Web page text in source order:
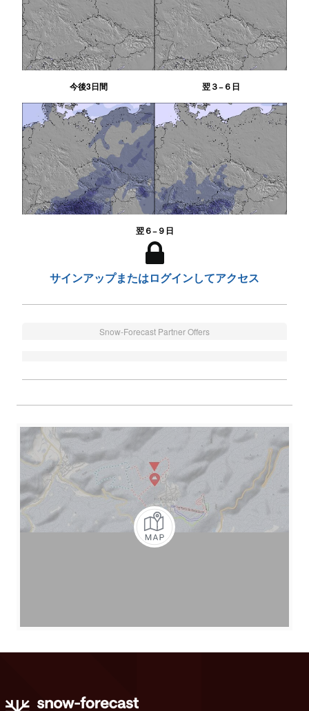
今後3日間 翌３−６日
翌６−９日
サインアップまたはログインしてアクセス
Snow-Forecast Partner Offers